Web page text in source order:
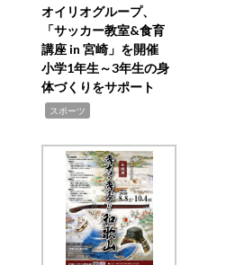
オイリオグループ、
「サッカー教室&食育
講座 in 宮崎」を開催
小学1年生～3年生の身
体づくりをサポート
スポーツ